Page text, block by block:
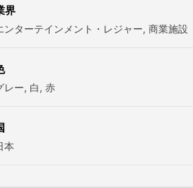
界
ンターテインメント・レジャー, 商業施設
レー, 白, 赤
本